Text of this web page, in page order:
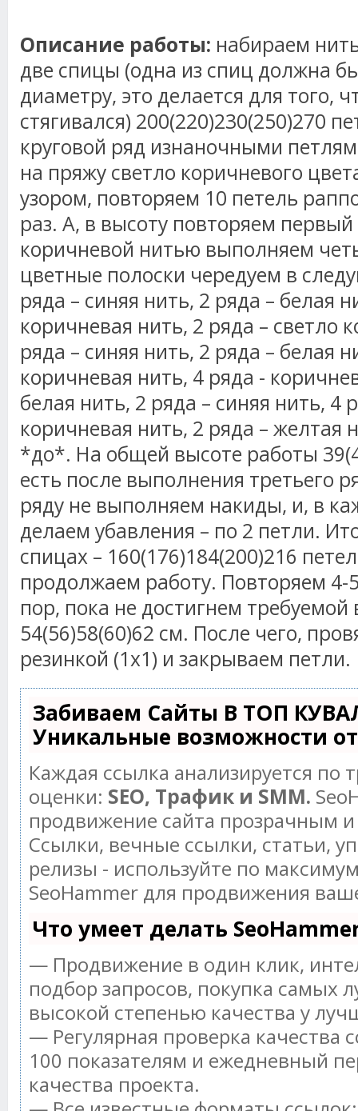
Описание работы: набираем
две спицы (одна из спиц должна
диаметру, это делается для того,
стягивался) 200(220)230(250)270
круговой ряд изнаночными
на пряжу светло коричневого
узором, повторяем 10 петель
раз. А, в высоту повторяем
коричневой нитью выполняем
цветные полоски чередуем в
ряда – синяя нить, 2 ряда – белая
коричневая нить, 2 ряда – светло
ряда – синяя нить, 2 ряда – белая
коричневая нить, 4 ряда -
белая нить, 2 ряда – синяя нить, 4
коричневая нить, 2 ряда – желтая
*до*. На общей высоте работы
есть после выполнения третьего
ряду не выполняем накиды, и, в
делаем убавления – по 2 петли.
спицах – 160(176)184(200)216
продолжаем работу. Повторяем 4-
пор, пока не достигнем
54(56)58(60)62 см. После чего,
резинкой (1х1) и закрываем петли.
Забиваем Сайты В ТОП
Уникальные возможности
Каждая ссылка анализируется по
оценки: SEO, Трафик и SMM.
продвижение сайта прозрачным
Ссылки, вечные ссылки, статьи,
релизы - используйте по
SeoHammer для продвижения
Что умеет делать
— Продвижение в один клик,
подбор запросов, покупка самых
высокой степенью качества у
— Регулярная проверка качества
100 показателям и ежедневный
качества проекта.